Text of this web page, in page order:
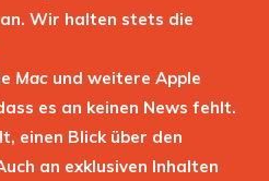
Wir halten stets die
Mac und weitere Apple
es an keinen News fehlt.
einen Blick über den
an exklusiven Inhalten